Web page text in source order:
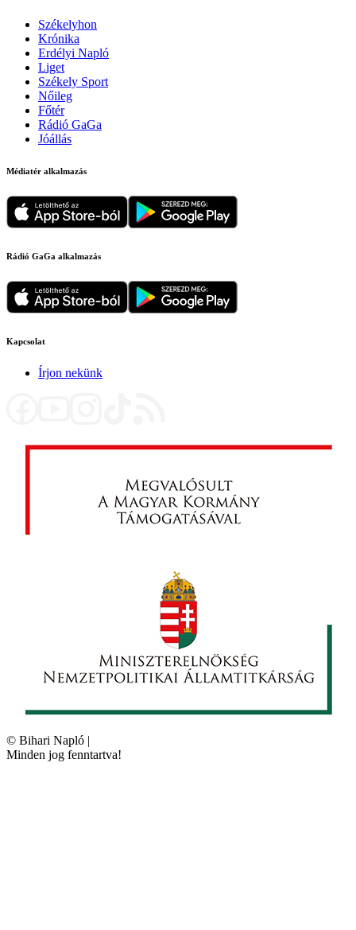
Székelyhon
Krónika
Erdélyi Napló
Liget
Székely Sport
Nőileg
Főtér
Rádió GaGa
Jóállás
Médiatér alkalmazás
Rádió GaGa alkalmazás
Kapcsolat
Írjon nekünk
© Bihari Napló |
Minden jog fenntartva!